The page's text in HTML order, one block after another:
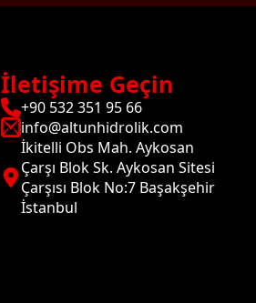
İletişime Geçin
+90 532 351 95 66
info@altunhidrolik.com
İkitelli Obs Mah. Aykosan
Çarşı Blok Sk. Aykosan Sitesi
Çarşısı Blok No:7 Başakşehir
İstanbul